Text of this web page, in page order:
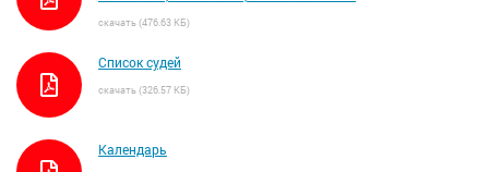
скачать (476.63 КБ)
Список судей
скачать (326.57 КБ)
Календарь